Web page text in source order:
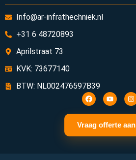
Info@ar-infrathechniek.nl
+31 6 48720893
Aprilstraat 73
KVK: 73677140
BTW: NL002476597B39
Vraag offerte aan